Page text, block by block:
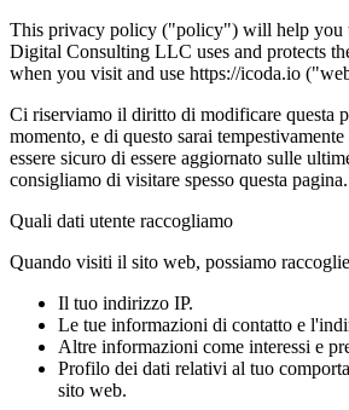
This privacy policy ("policy") will help you
Digital Consulting LLC uses and protects
when you visit and use https://icoda.io
Ci riserviamo il diritto di modificare questa
momento, e di questo sarai
essere sicuro di essere aggiornato sulle
consigliamo di visitare spesso questa pagina.
Quali dati utente raccogliamo
Quando visiti il sito web, possiamo
Il tuo indirizzo IP.
Le tue informazioni di contatto e
Altre informazioni come interessi e
Profilo dei dati relativi al tuo
sito web.